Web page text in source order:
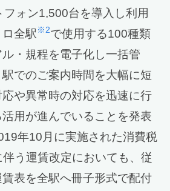
ォン1,500台を導入し利用
全駅 ※2で使用する100種類
・規程を電子化し一括管
でのご案内時間を大幅に短
や異常時の対応を迅速に行
用が進んでいることを発表
年10月に実施された消費税
う運賃改定においても、従
表を全駅へ冊子形式で配付